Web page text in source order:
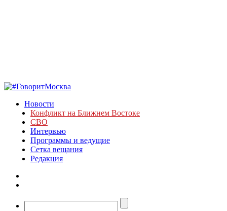
Новости
Конфликт на Ближнем Востоке
СВО
Интервью
Программы и ведущие
Сетка вещания
Редакция